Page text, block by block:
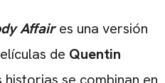
Affair es una versión
de Quentin